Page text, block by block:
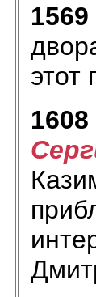
1569
этот
1608